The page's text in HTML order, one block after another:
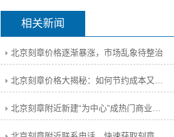
相关新闻
北京刻章价格逐渐暴涨，市场乱象待整治